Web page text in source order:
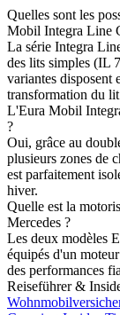
Quelles sont les
Mobil Integra Line
La série Integra
des lits simples (IL
variantes disposent
transformation du
L'Eura Mobil
?
Oui, grâce au
plusieurs zones de
est parfaitement
hiver.
Quelle est la
Mercedes ?
Les deux modèles
équipés d'un
des performances
Reiseführer &